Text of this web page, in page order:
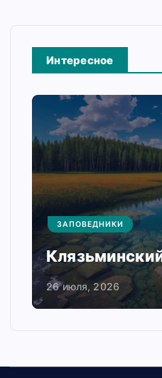
Интересное
ЗАПОВЕДНИКИ
Донецкая
24 июля, 2026